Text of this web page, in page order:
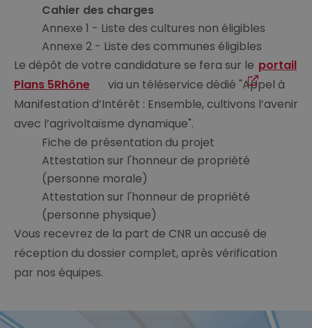
Cahier des charges
Annexe 1 - Liste des cultures non éligibles
Annexe 2 - Liste des communes éligibles
Le dépôt de votre candidature se fera sur le portail
Plans 5Rhône
via un téléservice dédié "Appel à
Manifestation d’Intérêt : Ensemble, cultivons l’avenir
avec l’agrivoltaïsme dynamique".
Fiche de présentation du projet
Attestation sur l'honneur de propriété
(personne morale)
Attestation sur l'honneur de propriété
(personne physique)
Vous recevrez de la part de CNR un accusé de
réception du dossier complet, après vérification
par nos équipes.